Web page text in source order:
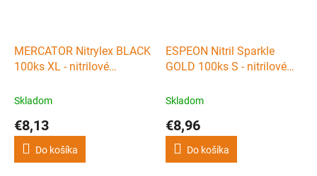
MERCATOR Nitrylex BLACK
100ks XL - nitrilové
použitie - čierne
Skladom
€8,13
Do košíka
ESPEON Nitril Sparkle
GOLD 100ks S - nitrilové
použitie - zlaté
Skladom
€8,96
Do košíka